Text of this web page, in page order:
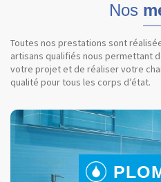
Nos
Toutes nos prestations sont
artisans qualifiés nous permettant
votre projet et de réaliser votre
qualité pour tous les corps d’état.